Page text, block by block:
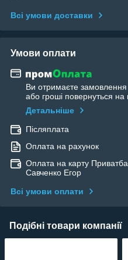
Всі умови доставки
Умови оплати
Ви отримаєте замовлення
або гроші повернуться на
Детальніше
Післяплата
Оплата на рахунок
Оплата на карту
Савченко Егор
Всі умови оплати
Подібні товари компанії